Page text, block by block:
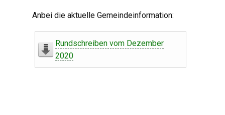
Anbei die aktuelle Gemeindeinformation:
Rundschreiben vom Dezember
2020